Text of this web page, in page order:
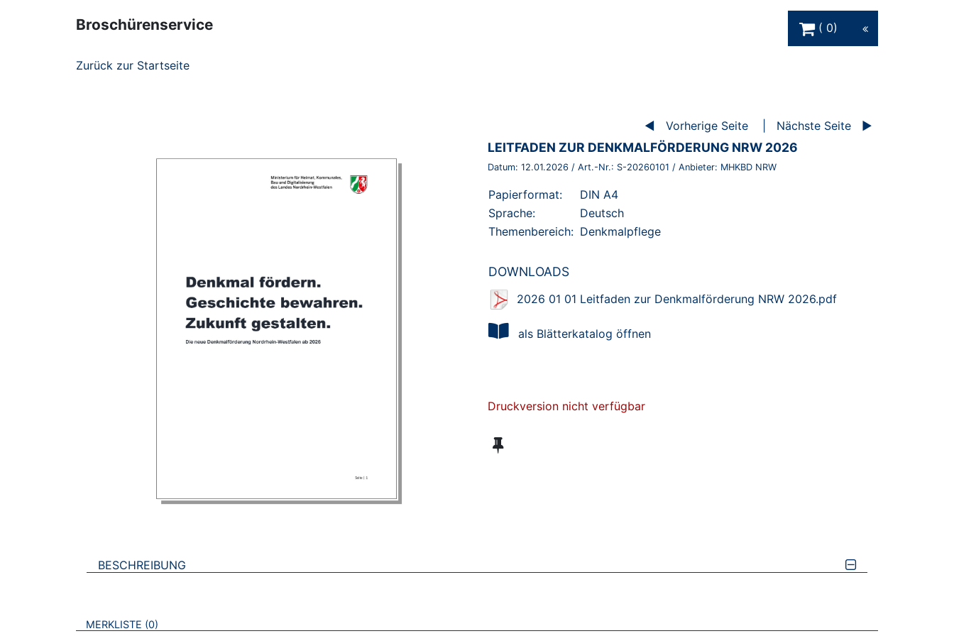
Broschürenservice
0
Zurück zur Startseite
Vorherige Seite Nächste Seite
BROSCHÜRE:
LEITFADEN ZUR DENKMALFÖRDERUNG NRW 2026
Datum: 12.01.2026 / Art.-Nr.: S-20260101 / Anbieter: MHKBD NRW
Papierformat:
DIN A4
Sprache:
Deutsch
Themenbereich: Denkmalpflege
DOWNLOADS
2026 01 01 Leitfaden zur Denkmalförderung NRW 2026.pdf
als Blätterkatalog öffnen
Druckversion nicht verfügbar
BESCHREIBUNG
VERWEISE AUF VERMERKTE- ODER ZULETZT ANGESEHENE BROSCHÜREN
MERKLISTE 0